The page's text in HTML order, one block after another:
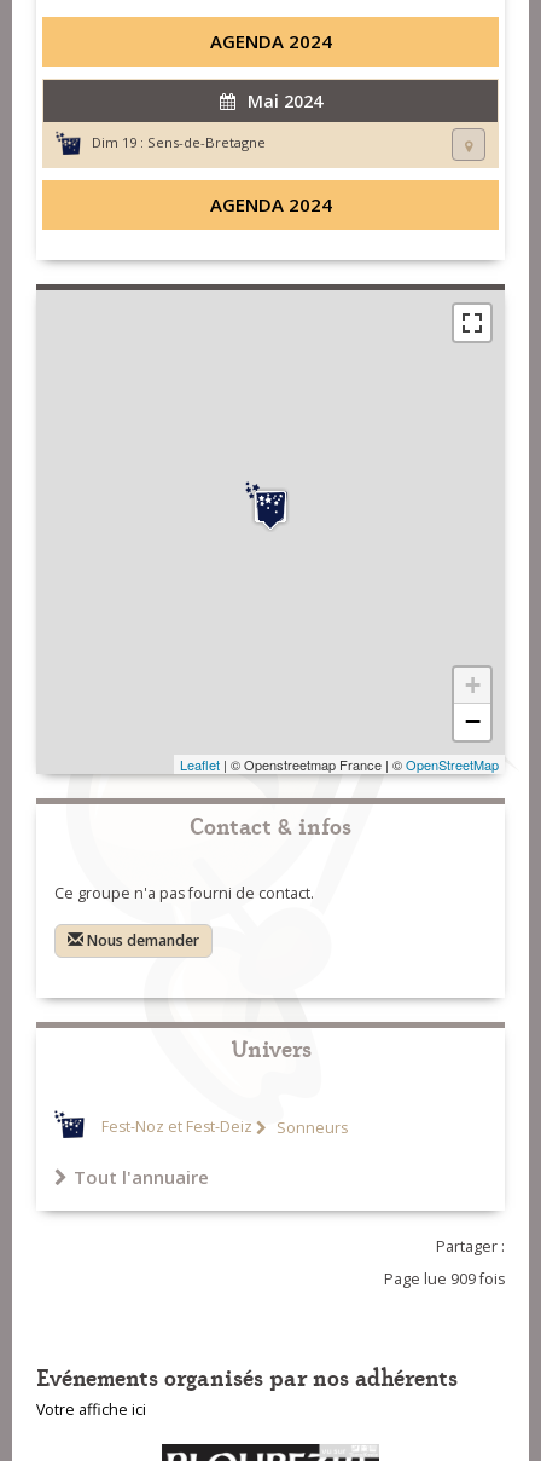
AGENDA 2024
Mai 2024
Dim 19 : Sens-de-Bretagne
AGENDA 2024
+
−
Leaflet | © Openstreetmap France | ©OpenStreetMap
Contact & infos
Ce groupe n'a pas fourni de contact.
Nous demander
Univers
Fest-Noz et Fest-Deiz Sonneurs
Tout l'annuaire
Partager :
Page lue 909 fois
Evénements organisés par nos adhérents
Votre affiche ici